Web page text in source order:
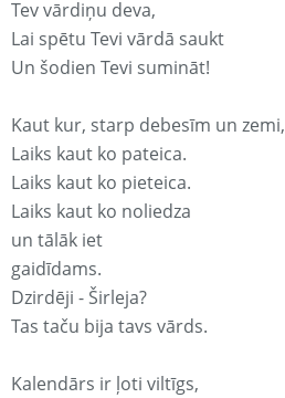
Tev vārdiņu deva,
Lai spētu Tevi vārdā saukt
Un šodien Tevi sumināt!
Kaut kur, starp debesīm un zemi,
Laiks kaut ko pateica.
Laiks kaut ko pieteica.
Laiks kaut ko noliedza
un tālāk iet
gaidīdams.
Dzirdēji - Širleja?
Tas taču bija tavs vārds.
Kalendārs ir ļoti viltīgs,